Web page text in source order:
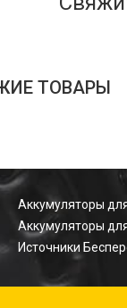
ТОВАРЫ
Аккумуляторы
Аккумуляторы
Источники